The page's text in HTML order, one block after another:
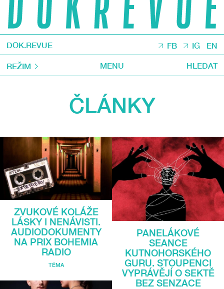
DOK.REVUE FB IG EN
REŽIM MENU HLEDAT
ČLÁNKY
ZVUKOVÉ KOLÁŽE
LÁSKY I NENÁVISTI.
AUDIODOKUMENTY
NA PRIX BOHEMIA
RADIO
TÉMA
PANELÁKOVÉ
SEANCE
KUTNOHORSKÉHO
GURU. STOUPENCI
VYPRÁVĚJÍ O SEKTĚ
BEZ SENZACE